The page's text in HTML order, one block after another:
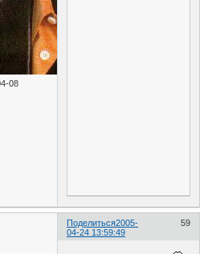
08
Поделиться 59
2005-
04-24 13:59:49